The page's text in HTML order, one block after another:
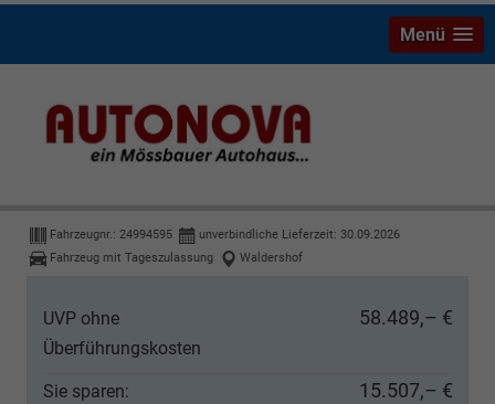
Menü
Fahrzeugnr.: 24994595 unverbindliche Lieferzeit: 30.09.2026
Fahrzeug mit Tageszulassung
Waldershof
UVP ohne
Überführungskosten
58.489,– €
Sie sparen:
15.507,– €